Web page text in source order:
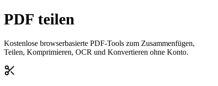
PDF teilen
Kostenlose browserbasierte PDF-Tools zum Zusammenfügen,
Teilen, Komprimieren, OCR und Konvertieren ohne Konto.